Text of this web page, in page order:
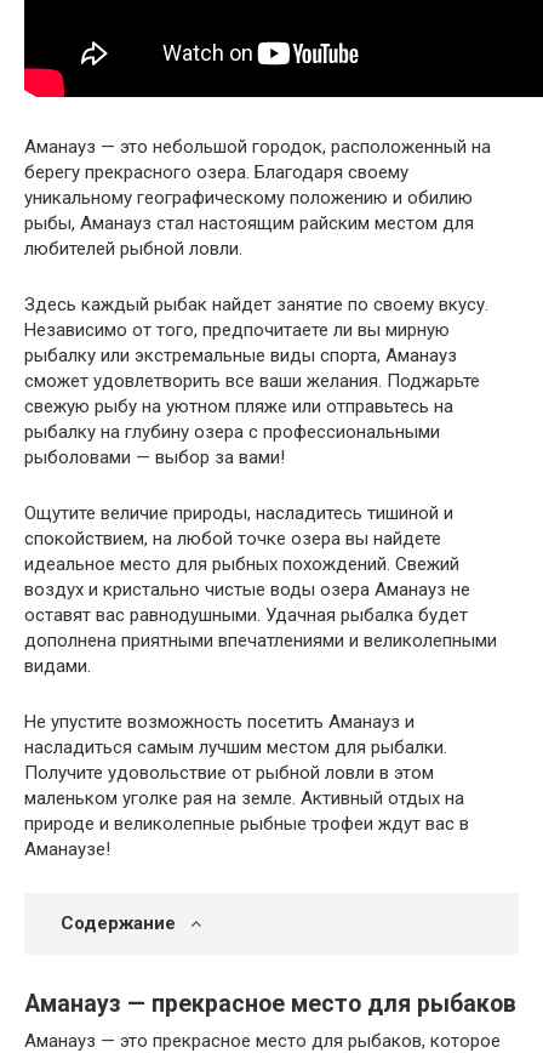
Аманауз — это небольшой городок, расположенный на
берегу прекрасного озера. Благодаря своему
уникальному географическому положению и обилию
рыбы, Аманауз стал настоящим райским местом для
любителей рыбной ловли.
Здесь каждый рыбак найдет занятие по своему вкусу.
Независимо от того, предпочитаете ли вы мирную
рыбалку или экстремальные виды спорта, Аманауз
сможет удовлетворить все ваши желания. Поджарьте
свежую рыбу на уютном пляже или отправьтесь на
рыбалку на глубину озера с профессиональными
рыболовами — выбор за вами!
Ощутите величие природы, насладитесь тишиной и
спокойствием, на любой точке озера вы найдете
идеальное место для рыбных похождений. Свежий
воздух и кристально чистые воды озера Аманауз не
оставят вас равнодушными. Удачная рыбалка будет
дополнена приятными впечатлениями и великолепными
видами.
Не упустите возможность посетить Аманауз и
насладиться самым лучшим местом для рыбалки.
Получите удовольствие от рыбной ловли в этом
маленьком уголке рая на земле. Активный отдых на
природе и великолепные рыбные трофеи ждут вас в
Аманаузе!
Содержание
Аманауз — прекрасное место для рыбаков
Аманауз — это прекрасное место для рыбаков, которое